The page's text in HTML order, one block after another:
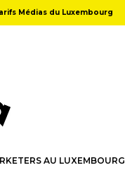
Médias du Luxembourg
AU LUXEMBOURG